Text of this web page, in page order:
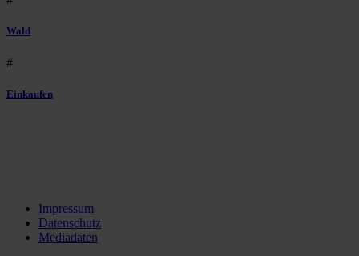
Wald
#
Einkaufen
Impressum
Datenschutz
Mediadaten